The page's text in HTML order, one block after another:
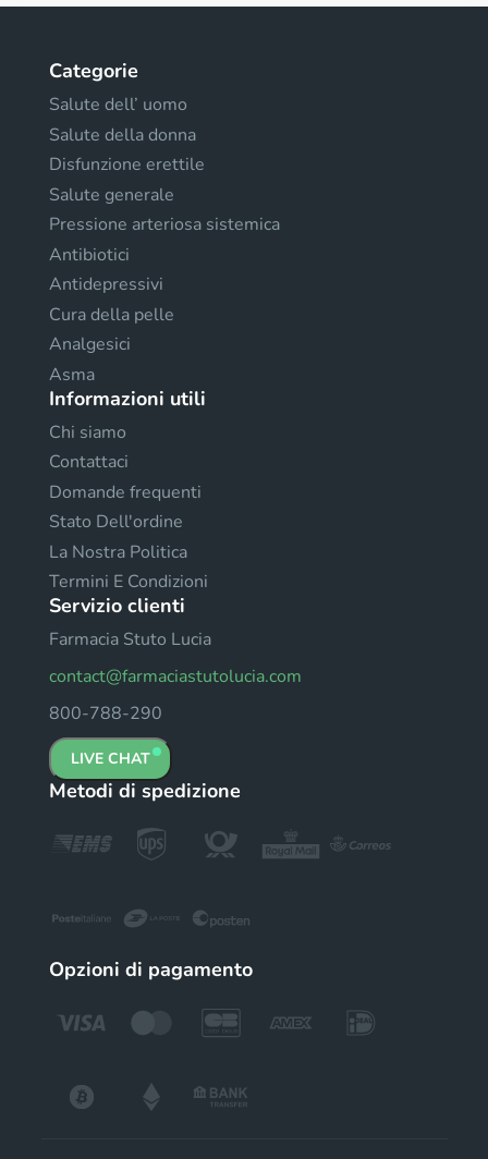
Categorie
Salute dell’ uomo
Salute della donna
Disfunzione erettile
Salute generale
Pressione arteriosa sistemica
Antibiotici
Antidepressivi
Cura della pelle
Analgesici
Asma
Informazioni utili
Chi siamo
Contattaci
Domande frequenti
Stato Dell'ordine
La Nostra Politica
Termini E Condizioni
Servizio clienti
Farmacia Stuto Lucia
contact@farmaciastutolucia.com
800-788-290
LIVE CHAT
Metodi di spedizione
Opzioni di pagamento